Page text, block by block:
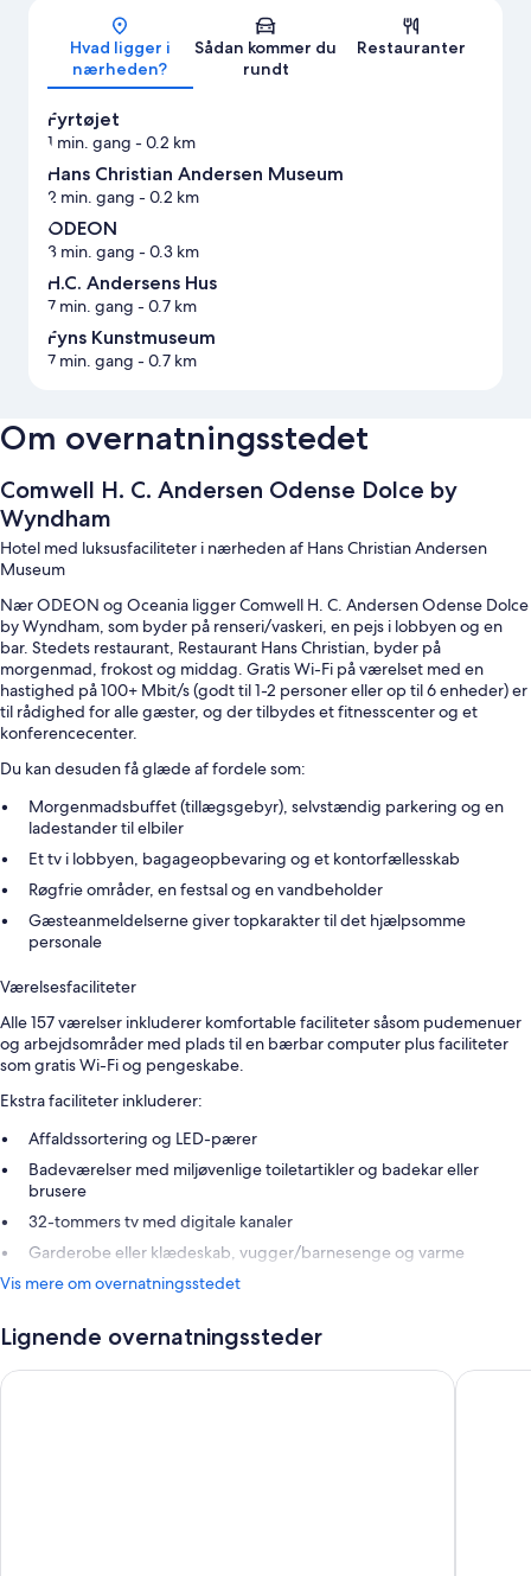
Kort
Hvad ligger i
nærheden?
Sådan kommer du
rundt
Restauranter
Fyrtøjet
1 min. gang - 0.2 km
Hans Christian Andersen Museum
2 min. gang - 0.2 km
ODEON
3 min. gang - 0.3 km
H.C. Andersens Hus
7 min. gang - 0.7 km
Fyns Kunstmuseum
7 min. gang - 0.7 km
Om overnatningsstedet
Comwell H. C. Andersen Odense Dolce by
Wyndham
Hotel med luksusfaciliteter i nærheden af Hans Christian Andersen
Museum
Nær ODEON og Oceania ligger Comwell H. C. Andersen Odense Dolce
by Wyndham, som byder på renseri/vaskeri, en pejs i lobbyen og en
bar. Stedets restaurant, Restaurant Hans Christian, byder på
morgenmad, frokost og middag. Gratis Wi-Fi på værelset med en
hastighed på 100+ Mbit/s (godt til 1-2 personer eller op til 6 enheder) er
til rådighed for alle gæster, og der tilbydes et fitnesscenter og et
konferencecenter.
Du kan desuden få glæde af fordele som:
Morgenmadsbuffet (tillægsgebyr), selvstændig parkering og en
ladestander til elbiler
Et tv i lobbyen, bagageopbevaring og et kontorfællesskab
Røgfrie områder, en festsal og en vandbeholder
Gæsteanmeldelserne giver topkarakter til det hjælpsomme
personale
Værelsesfaciliteter
Alle 157 værelser inkluderer komfortable faciliteter såsom pudemenuer
og arbejdsområder med plads til en bærbar computer plus faciliteter
som gratis Wi-Fi og pengeskabe.
Ekstra faciliteter inkluderer:
Affaldssortering og LED-pærer
Badeværelser med miljøvenlige toiletartikler og badekar eller
brusere
32-tommers tv med digitale kanaler
Garderobe eller klædeskab, vugger/barnesenge og varme
Vis mere om overnatningsstedet
Lignende overnatningssteder
First Hotel Grand Odense Hotel